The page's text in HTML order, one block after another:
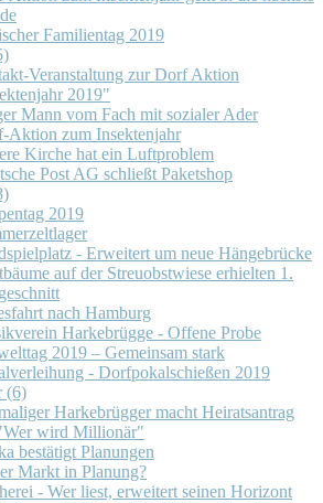
Familientag 2019
Veranstaltung zur Dorf Aktion
2019"
Mann vom Fach mit sozialer Ader
Aktion zum Insektenjahr
Kirche hat ein Luftproblem
Post AG schließt Paketshop
2019
- Erweitert um neue Hängebrücke
auf der Streuobstwiese erhielten 1.
nach Hamburg
Harkebrügge - Offene Probe
2019 – Gemeinsam stark
- Dorfpokalschießen 2019
(6)
Harkebrügger macht Heiratsantrag
wird Millionär"
bestätigt Planungen
Markt in Planung?
- Wer liest, erweitert seinen Horizont